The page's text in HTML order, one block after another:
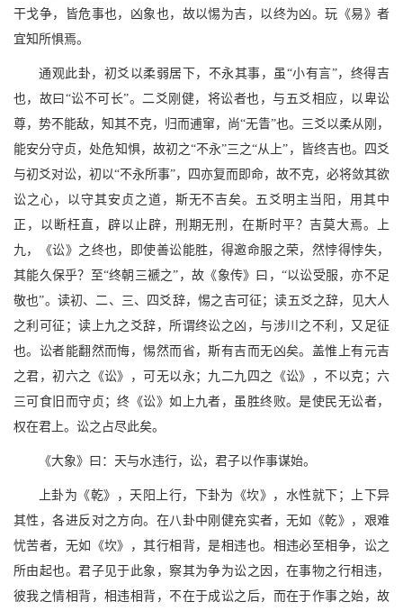
干戈争，皆危事也，凶象也，故以惕为吉，以终为凶。玩《易》者
宜知所惧焉。
通观此卦，初爻以柔弱居下，不永其事，虽“小有言”，终得吉
也，故曰“讼不可长”。二爻刚健，将讼者也，与五爻相应，以卑讼
尊，势不能敌，知其不克，归而逋窜，尚“无眚”也。三爻以柔从刚，
能安分守贞，处危知惧，故初之“不永”三之“从上”，皆终吉也。四爻
与初爻对讼，初以“不永所事”，四亦复而即命，故不克，必将敛其欲
讼之心，以守其安贞之道，斯无不吉矣。五爻明主当阳，用其中
正，以断枉直，辟以止辟，刑期无刑，在斯时平？吉莫大焉。上
九，《讼》之终也，即使善讼能胜，得邀命服之荣，然悖得悖失，
其能久保乎？至“终朝三褫之”，故《象传》曰，“以讼受服，亦不足
敬也”。读初、二、三、四爻辞，惕之吉可征；读五爻之辞，见大人
之利可征；读上九之爻辞，所谓终讼之凶，与涉川之不利，又足征
也。讼者能翻然而悔，惕然而省，斯有吉而无凶矣。盖惟上有元吉
之君，初六之《讼》，可无以永；九二九四之《讼》，不以克；六
三可食旧而守贞；终《讼》如上九者，虽胜终败。是使民无讼者，
权在君上。讼之占尽此矣。
《大象》曰：天与水违行，讼，君子以作事谋始。
上卦为《乾》，天阳上行，下卦为《坎》，水性就下；上下异
其性，各进反对之方向。在八卦中刚健充实者，无如《乾》，艰难
忧苦者，无如《坎》，其行相背，是相违也。相违必至相争，讼之
所由起也。君子见于此象，察其为争为讼之因，在事物之行相违，
彼我之情相背，相违相背，不在于成讼之后，而在于作事之始，故